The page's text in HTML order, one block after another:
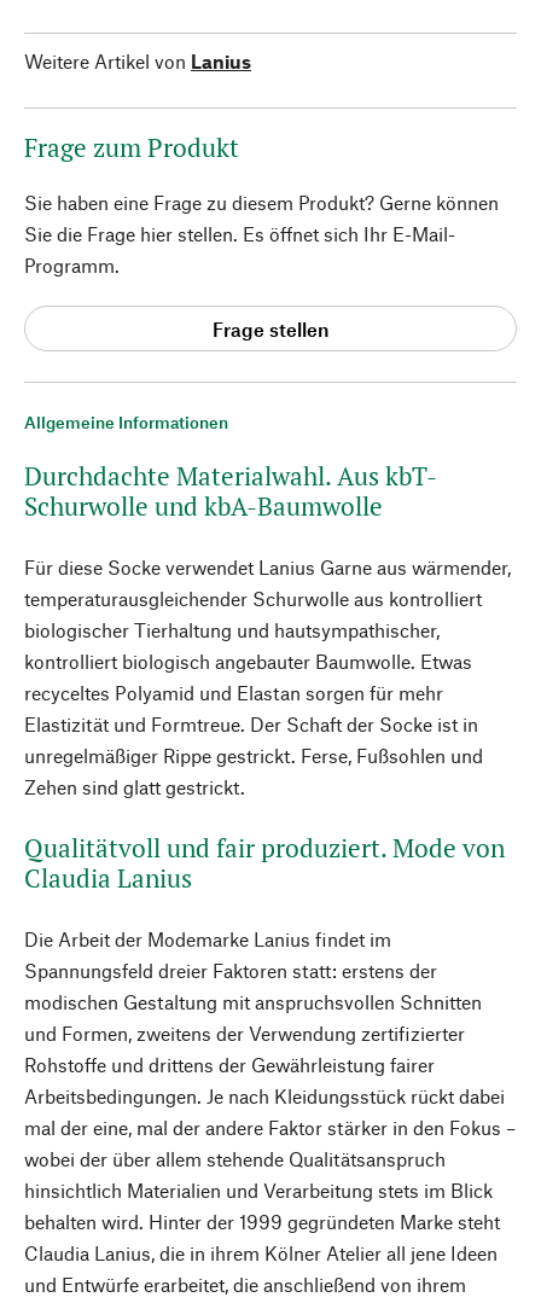
Allgemeine Informationen
Durchdachte Materialwahl. Aus kbT-
Schurwolle und kbA-Baumwolle
Für diese Socke verwendet Lanius Garne aus wärmender,
temperaturausgleichender Schurwolle aus kontrolliert
biologischer Tierhaltung und hautsympathischer,
kontrolliert biologisch angebauter Baumwolle. Etwas
recyceltes Polyamid und Elastan sorgen für mehr
Elastizität und Formtreue. Der Schaft der Socke ist in
unregelmäßiger Rippe gestrickt. Ferse, Fußsohlen und
Zehen sind glatt gestrickt.
Qualitätvoll und fair produziert. Mode von
Claudia Lanius
Die Arbeit der Modemarke Lanius findet im
Spannungsfeld dreier Faktoren statt: erstens der
modischen Gestaltung mit anspruchsvollen Schnitten
und Formen, zweitens der Verwendung zertifizierter
Rohstoffe und drittens der Gewährleistung fairer
Arbeitsbedingungen. Je nach Kleidungsstück rückt dabei
mal der eine, mal der andere Faktor stärker in den Fokus –
wobei der über allem stehende Qualitätsanspruch
hinsichtlich Materialien und Verarbeitung stets im Blick
behalten wird. Hinter der 1999 gegründeten Marke steht
Claudia Lanius, die in ihrem Kölner Atelier all jene Ideen
und Entwürfe erarbeitet, die anschließend von ihrem
Weitere Artikel von Lanius
Frage zum Produkt
Sie haben eine Frage zu diesem Produkt? Gerne können
Sie die Frage hier stellen. Es öffnet sich Ihr E-Mail-
Programm.
Frage stellen